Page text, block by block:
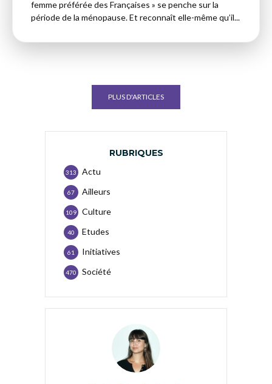
femme préférée des Françaises » se penche sur la
période de la ménopause. Et reconnaît elle-même qu’il...
PLUS D'ARTICLES
RUBRIQUES
Actu
313
Ailleurs
67
Culture
109
Etudes
40
Initiatives
61
Société
470